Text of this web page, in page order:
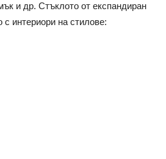
и др. Стъклото от експандиран
с интериори на стилове: